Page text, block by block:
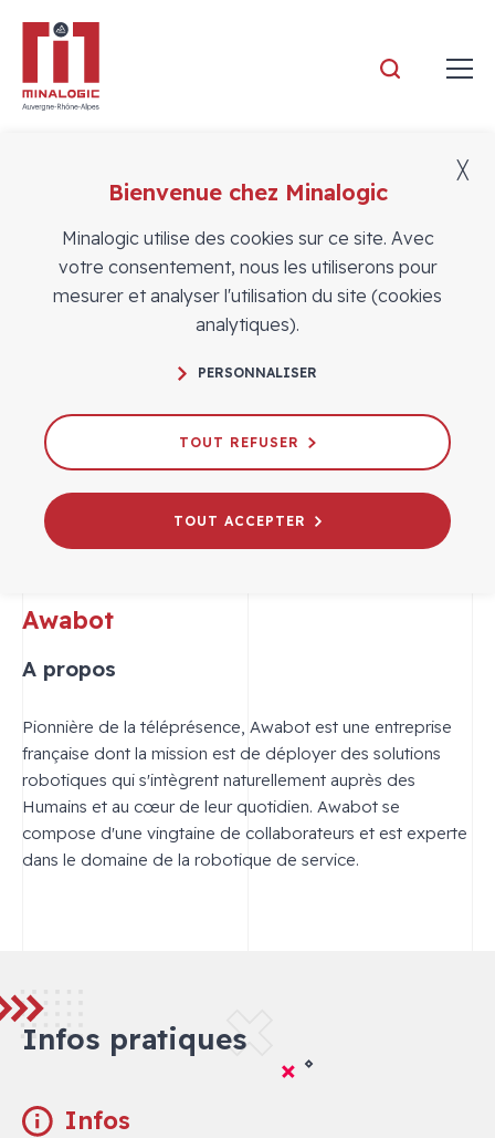
Adhérents
Awabot
A propos
Pionnière de la téléprésence, Awabot est une entreprise
française dont la mission est de déployer des solutions
robotiques qui s'intègrent naturellement auprès des
Humains et au cœur de leur quotidien. Awabot se
compose d'une vingtaine de collaborateurs et est experte
dans le domaine de la robotique de service.
Infos pratiques
Infos
Bienvenue chez Minalogic
Minalogic utilise des cookies sur ce site. Avec
votre consentement, nous les utiliserons pour
mesurer et analyser l'utilisation du site (cookies
analytiques).
PERSONNALISER
TOUT REFUSER
TOUT ACCEPTER
╳